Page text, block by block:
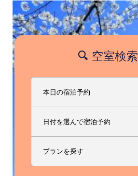
空室検索
本日の宿泊予約
日付を選んで宿泊予約
プランを探す